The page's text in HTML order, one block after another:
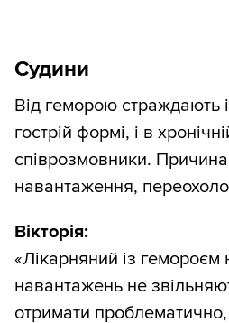
Судини
Від геморою страждають і
гострій формі, і в
співрозмовники.
навантаження,
Вікторія:
«Лікарняний із гемороєм
навантажень не
отримати проблематично,